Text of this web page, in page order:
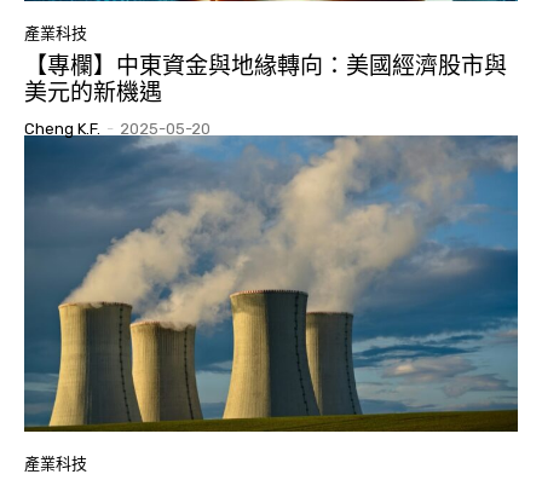
產業科技
【專欄】中東資金與地緣轉向：美國經濟股市與
美元的新機遇
Cheng K.F. - 2025-05-20
產業科技